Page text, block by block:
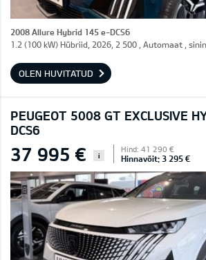
2008 Allure Hybrid 145 e-DCS6
1.2 (100 kW) Hübriid, 2026, 2 500 , Automaat ,
OLEN HUVITATUD
PEUGEOT 5008 GT EXCLUSIVE
DCS6
37 995 € i
Hind: 41 290 €
Hinnavõit: 3 295 €